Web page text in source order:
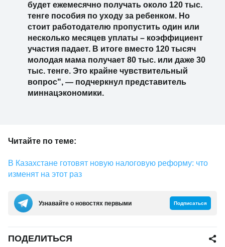
будет ежемесячно получать около 120 тыс.
тенге пособия по уходу за ребенком. Но
стоит работодателю пропустить один или
несколько месяцев уплаты – коэффициент
участия падает. В итоге вместо 120 тысяч
молодая мама получает 80 тыс. или даже 30
тыс. тенге. Это крайне чувствительный
вопрос", — подчеркнул представитель
миннацэкономики.
Читайте по теме:
В Казахстане готовят новую налоговую реформу: что
изменят на этот раз
Узнавайте о новостях первыми Подписаться
ПОДЕЛИТЬСЯ